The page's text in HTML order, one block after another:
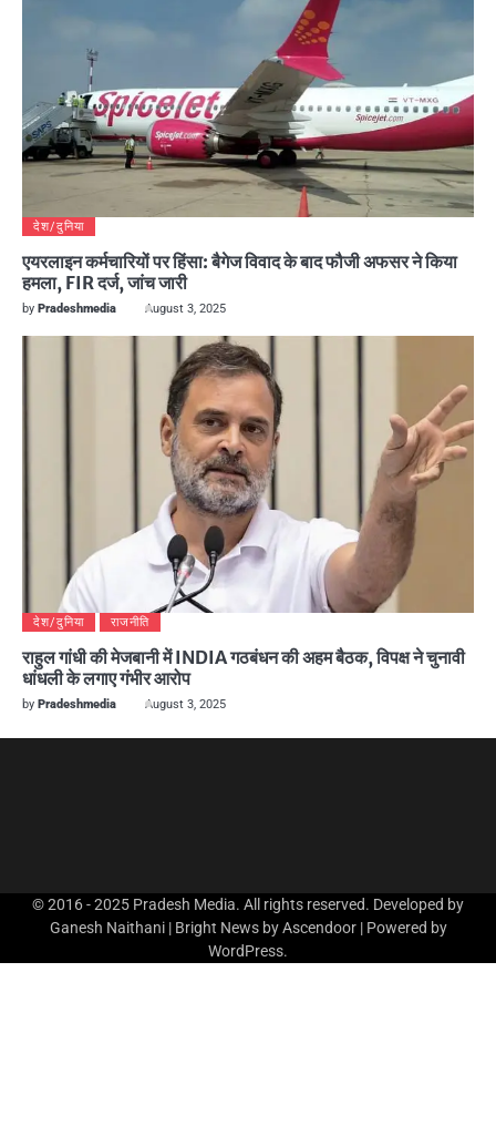
देश/दुनिया
एयरलाइन कर्मचारियों पर हिंसा: बैगेज विवाद के बाद फौजी अफसर ने किया
हमला, FIR दर्ज, जांच जारी
by Pradeshmedia August 3, 2025
देश/दुनिया राजनीति
राहुल गांधी की मेजबानी में INDIA गठबंधन की अहम बैठक, विपक्ष ने चुनावी
धांधली के लगाए गंभीर आरोप
by Pradeshmedia August 3, 2025
© 2016 - 2025 Pradesh Media. All rights reserved. Developed by
Ganesh Naithani | Bright News byAscendoor| Powered by
WordPress.